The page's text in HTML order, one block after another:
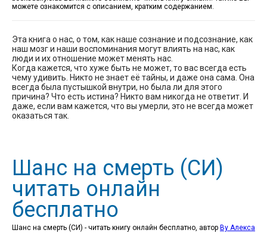
можете ознакомится с описанием, кратким содержанием.
Эта книга о нас, о том, как наше сознание и подсознание, как
наш мозг и наши воспоминания могут влиять на нас, как
люди и их отношение может менять нас.
Когда кажется, что хуже быть не может, то вас всегда есть
чему удивить. Никто не знает её тайны, и даже она сама. Она
всегда была пустышкой внутри, но была ли для этого
причина? Что есть истина? Никто вам никогда не ответит. И
даже, если вам кажется, что вы умерли, это не всегда может
оказаться так.
Шанс на смерть (СИ)
читать онлайн
бесплатно
Шанс на смерть (СИ) - читать книгу онлайн бесплатно, автор Ву Алекса